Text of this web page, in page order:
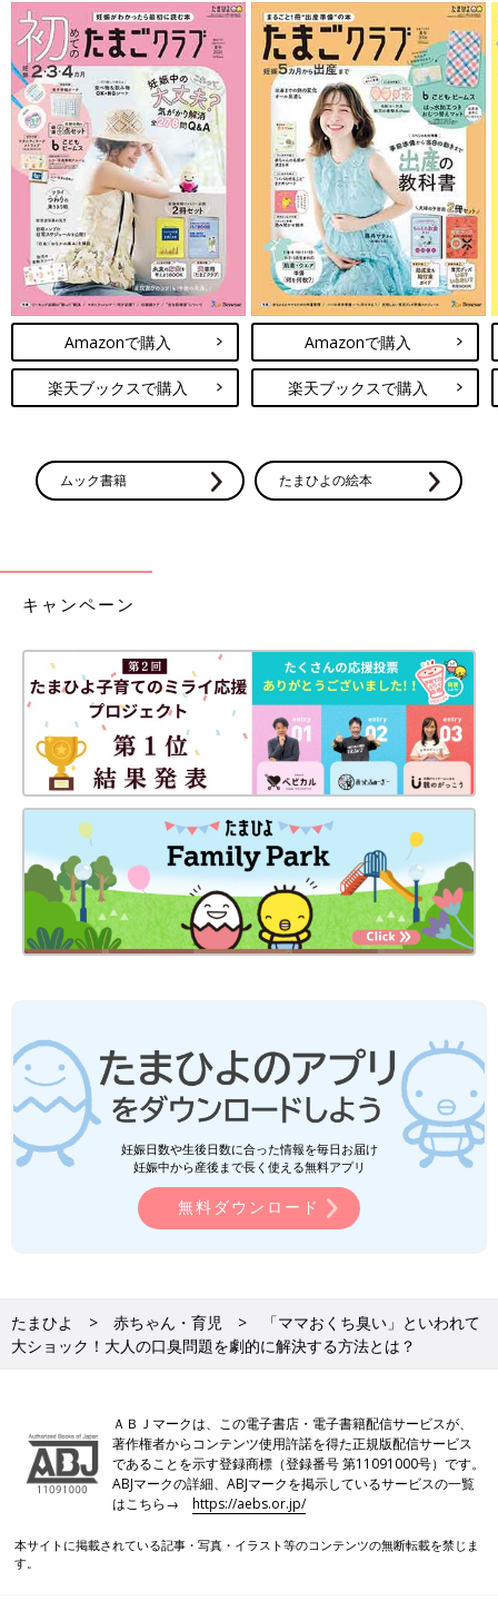
Amazonで購入
楽天ブックスで購入
Amazonで購入
楽天ブックスで購入
ムック書籍 たまひよの絵本
キャンペーン
妊娠日数や生後日数に合った情報を毎日お届け
妊娠中から産後まで長く使える無料アプリ
無料ダウンロード
たまひよ 赤ちゃん・育児
「ママおくち臭い」といわれて
大ショック！大人の口臭問題を劇的に解決する方法とは？
ＡＢＪマークは、この電子書店・電子書籍配信サービスが、
著作権者からコンテンツ使用許諾を得た正規版配信サービス
であることを示す登録商標（登録番号 第11091000号）です。
ABJマークの詳細、ABJマークを掲示しているサービスの一覧
はこちら→https://aebs.or.jp/
本サイトに掲載されている記事・写真・イラスト等のコンテンツの無断転載を禁じま
す。